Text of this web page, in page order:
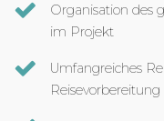
Organisation des
im Projekt
Umfangreiches
Reisevorbereitung